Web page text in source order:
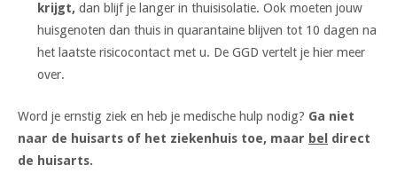
krijgt, dan blijf je langer in thuisisolatie. Ook moeten jouw
huisgenoten dan thuis in quarantaine blijven tot 10 dagen na
het laatste risicocontact met u. De GGD vertelt je hier meer
over.
Word je ernstig ziek en heb je medische hulp nodig? Ga niet
naar de huisarts of het ziekenhuis toe, maar bel
direct
de huisarts.